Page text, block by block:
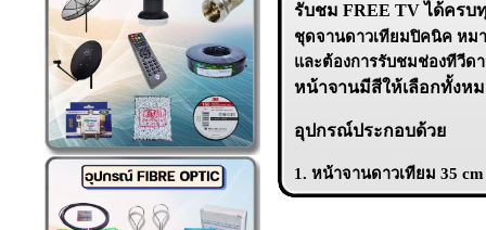
รับชม FREE TV ได้ครบ
ชุดจานดาวเทียมปิคนิค หม
และต้องการรับชมช่องทีวีด
หน้าจานมีสีให้เลือกทั้งห
อุปกรณ์ประกอบด้วย
1. หน้าจานดาวเทียม 35